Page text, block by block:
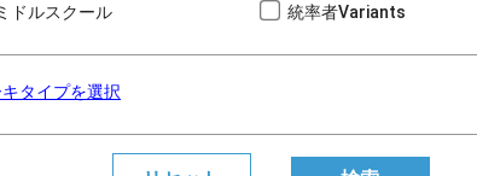
ドルスクール 統率者Variants
タイプを選択